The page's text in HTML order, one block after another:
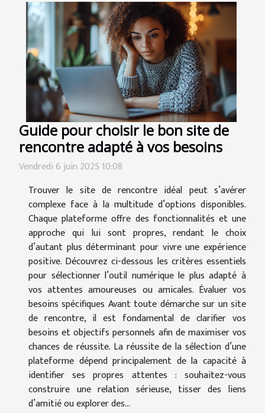
Guide pour choisir le bon site de
rencontre adapté à vos besoins
Vendredi 6 juin 2025 10:08
Trouver le site de rencontre idéal peut s’avérer
complexe face à la multitude d’options disponibles.
Chaque plateforme offre des fonctionnalités et une
approche qui lui sont propres, rendant le choix
d’autant plus déterminant pour vivre une expérience
positive. Découvrez ci-dessous les critères essentiels
pour sélectionner l’outil numérique le plus adapté à
vos attentes amoureuses ou amicales. Évaluer vos
besoins spécifiques Avant toute démarche sur un site
de rencontre, il est fondamental de clarifier vos
besoins et objectifs personnels afin de maximiser vos
chances de réussite. La réussite de la sélection d’une
plateforme dépend principalement de la capacité à
identifier ses propres attentes : souhaitez-vous
construire une relation sérieuse, tisser des liens
d’amitié ou explorer des...